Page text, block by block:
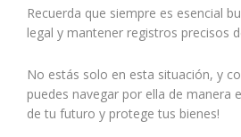
Recuerda que siempre es esencial
legal y mantener registros precisos
No estás solo en esta situación, y
puedes navegar por ella de manera
de tu futuro y protege tus bienes!